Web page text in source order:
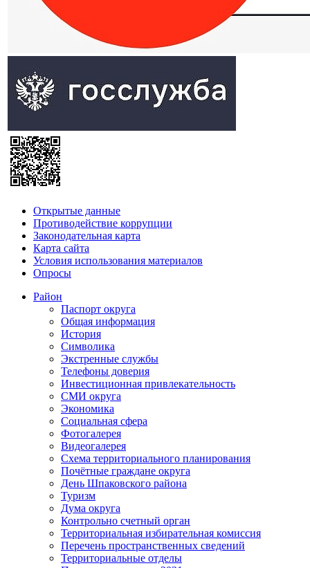
Открытые данные
Противодействие коррупции
Законодательная карта
Карта сайта
Условия использования материалов
Опросы
Район
Паспорт округа
Общая информация
История
Символика
Экстренные службы
Телефоны доверия
Инвестиционная привлекательность
СМИ округа
Экономика
Социальная сфера
Фотогалерея
Видеогалерея
Схема территориального планирования
Почётные граждане округа
День Шпаковского района
Туризм
Дума округа
Контрольно счетный орган
Территориальная избирательная комиссия
Перечень пространственных сведений
Территориальные отделы